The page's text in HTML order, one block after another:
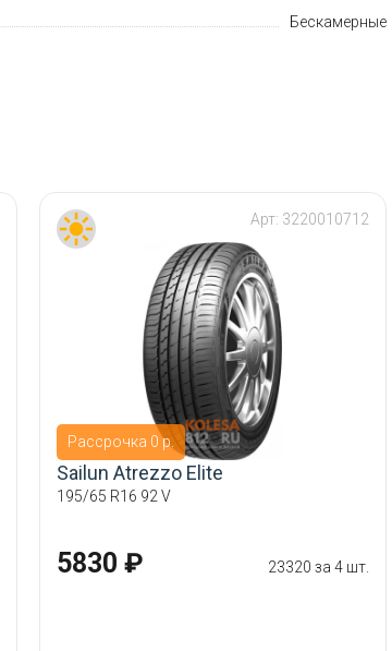
Бескамерные
Рассрочка 0 р.
Арт: 3220010712
Sailun Atrezzo Elite
195/65 R16 92 V
5830 ₽ 23320 за 4 шт.